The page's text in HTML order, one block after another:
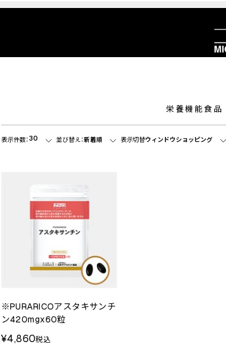
栄養機能食品
表示件数：30 並び替え：新着順 表示切替ウィンドウショッピング
※PURARICOアスタキサンチ
ン420mgx60粒
¥4,860税込